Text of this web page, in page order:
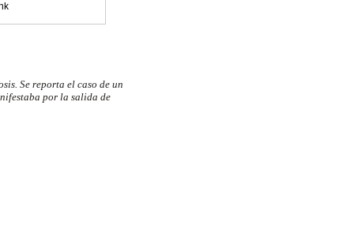
Se reporta el caso de un
por la salida de